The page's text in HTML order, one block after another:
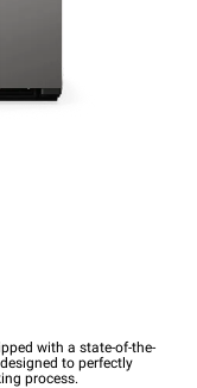
with a state-of-the-
to perfectly
process.